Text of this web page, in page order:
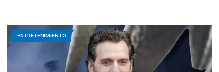
ENTRETENIMIENTO